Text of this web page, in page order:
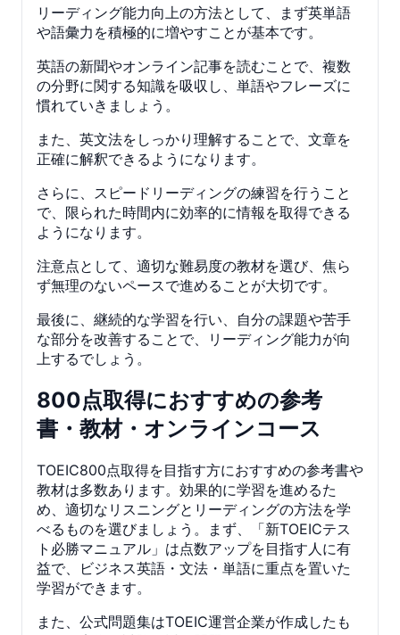
リーディング能力向上の方法として、まず英単語
や語彙力を積極的に増やすことが基本です。
英語の新聞やオンライン記事を読むことで、複数
の分野に関する知識を吸収し、単語やフレーズに
慣れていきましょう。
また、英文法をしっかり理解することで、文章を
正確に解釈できるようになります。
さらに、スピードリーディングの練習を行うこと
で、限られた時間内に効率的に情報を取得できる
ようになります。
注意点として、適切な難易度の教材を選び、焦ら
ず無理のないペースで進めることが大切です。
最後に、継続的な学習を行い、自分の課題や苦手
な部分を改善することで、リーディング能力が向
上するでしょう。
800点取得におすすめの参考
書・教材・オンラインコース
TOEIC800点取得を目指す方におすすめの参考書や
教材は多数あります。効果的に学習を進めるた
め、適切なリスニングとリーディングの方法を学
べるものを選びましょう。まず、「新TOEICテス
ト必勝マニュアル」は点数アップを目指す人に有
益で、ビジネス英語・文法・単語に重点を置いた
学習ができます。
また、公式問題集はTOEIC運営企業が作成したも